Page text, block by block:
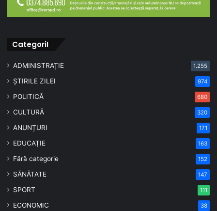
CategoriI
ADMINISTRAȚIE 1.255
ȘTIRILE ZILEI 974
POLITICĂ 680
CULTURĂ 320
ANUNȚURI 171
EDUCAȚIE 163
Fără categorie 152
SĂNĂTATE 147
SPORT 111
ECONOMIC 38